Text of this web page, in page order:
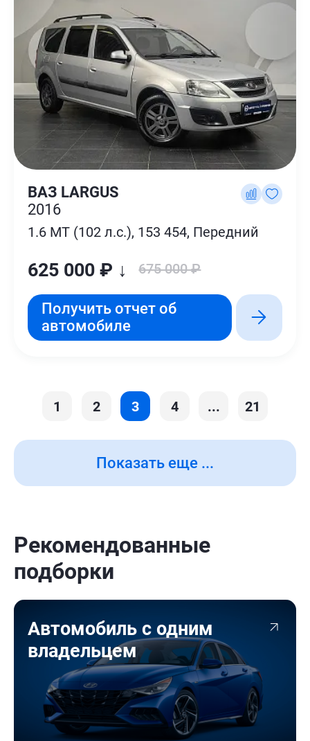
ВАЗ LARGUS
2016
1.6 MT (102 л.с.), 153 454, Передний
625 000 ₽ ↓ 675 000 ₽
Получить отчет об
автомобиле
Показать еще ...
1 2 3 4 ... 21
Рекомендованные
подборки
Автомобиль с одним
владельцем